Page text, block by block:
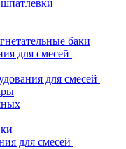
баки
для смесей
для смесей
для смесей